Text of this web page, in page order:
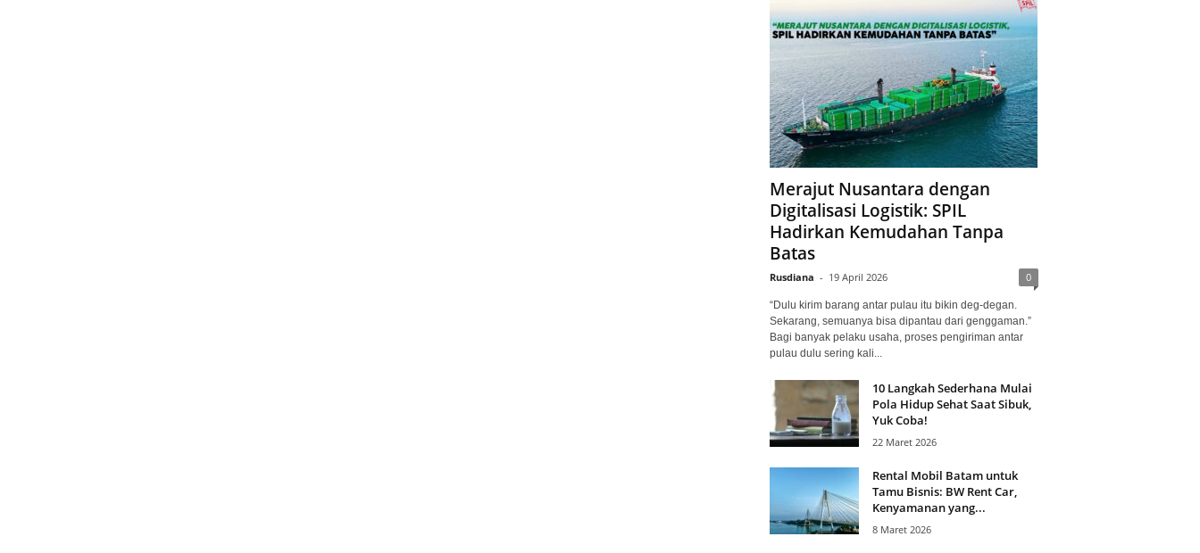
Merajut Nusantara dengan
Digitalisasi Logistik: SPIL
Hadirkan Kemudahan Tanpa
Batas
Rusdiana - 19 April 2026 0
“Dulu kirim barang antar pulau itu bikin deg-degan.
Sekarang, semuanya bisa dipantau dari genggaman.”
Bagi banyak pelaku usaha, proses pengiriman antar
pulau dulu sering kali...
10 Langkah Sederhana Mulai
Pola Hidup Sehat Saat Sibuk,
Yuk Coba!
22 Maret 2026
Rental Mobil Batam untuk
Tamu Bisnis: BW Rent Car,
Kenyamanan yang...
8 Maret 2026